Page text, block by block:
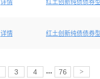
详情 红土创新纯债债券
详情 红土创新纯债债券
3 4 ... 76 >